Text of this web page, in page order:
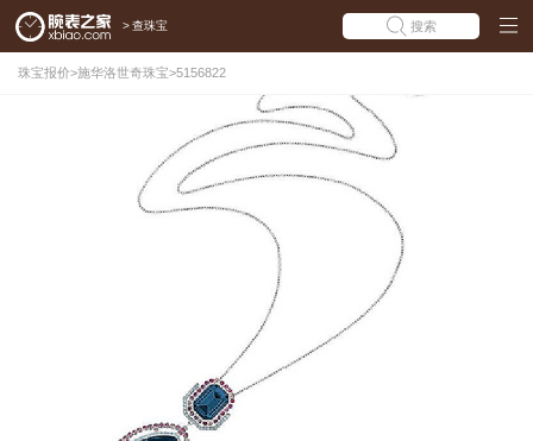
> 查珠宝 搜索
珠宝报价>施华洛世奇珠宝>5156822